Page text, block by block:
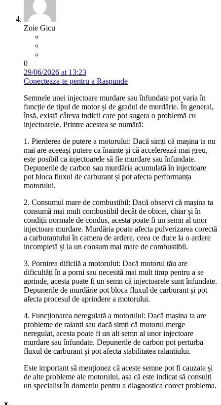
Zoie Gicu
0
29/06/2026 at 13:23
Conecteaza-te pentru a Raspunde
Semnele unei injectoare murdare sau înfundate pot varia în
funcție de tipul de motor și de gradul de murdărie. În general,
însă, există câteva indicii care pot sugera o problemă cu
injectoarele. Printre acestea se numără:
1. Pierderea de putere a motorului: Dacă simți că mașina ta nu
mai are aceeași putere ca înainte și că accelerează mai greu,
este posibil ca injectoarele să fie murdare sau înfundate.
Depunerile de carbon sau murdăria acumulată în injectoare
pot bloca fluxul de carburant și pot afecta performanța
motorului.
2. Consumul mare de combustibil: Dacă observi că mașina ta
consumă mai mult combustibil decât de obicei, chiar și în
condiții normale de condus, acesta poate fi un semn al unor
injectoare murdare. Murdăria poate afecta pulverizarea corectă
a carburantului în camera de ardere, ceea ce duce la o ardere
incompletă și la un consum mai mare de combustibil.
3. Pornirea dificilă a motorului: Dacă motorul tău are
dificultăți în a porni sau necesită mai mult timp pentru a se
aprinde, acesta poate fi un semn că injectoarele sunt înfundate.
Depunerile de murdărie pot bloca fluxul de carburant și pot
afecta procesul de aprindere a motorului.
4. Funcționarea neregulată a motorului: Dacă mașina ta are
probleme de ralanti sau dacă simți că motorul merge
neregulat, acesta poate fi un alt semn al unor injectoare
murdare sau înfundate. Depunerile de carbon pot perturba
fluxul de carburant și pot afecta stabilitatea ralantiului.
Este important să menționez că aceste semne pot fi cauzate și
de alte probleme ale motorului, așa că este indicat să consulți
un specialist în domeniu pentru a diagnostica corect problema.